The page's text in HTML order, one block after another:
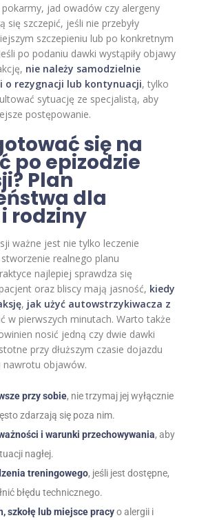
jad owadów czy alergeny
się szczepić, jeśli nie przebyły
szczepieniu lub po konkretnym
po podaniu dawki wystąpiły objawy
nie należy samodzielnie
o rezygnacji lub kontynuacji, tylko
sytuację ze specjalistą, aby
postępowanie.
się na
po epizodzie
Plan
dla
rodziny
ważne jest nie tylko leczenie
realnego planu
najlepiej sprawdza się
oraz bliscy mają jasność, kiedy
, jak użyć autowstrzykiwacza z
w pierwszych minutach. Warto także
nosić jedną czy dwie dawki
przy dłuższym czasie dojazdu
nawrotu objawów.
przy sobie, nie trzymaj jej wyłącznie
zdarzają się poza nim.
i warunki przechowywania, aby
nagłej.
treningowego, jeśli jest dostępne,
błędu technicznego.
szkołę lub miejsce pracyo alergii i